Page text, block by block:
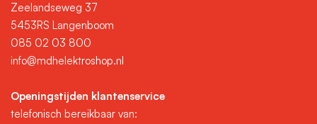
Zeelandseweg 37
5453RS Langenboom
085 02 03 800
info@mdhelektroshop.nl
Openingstijden klantenservice
telefonisch bereikbaar van: